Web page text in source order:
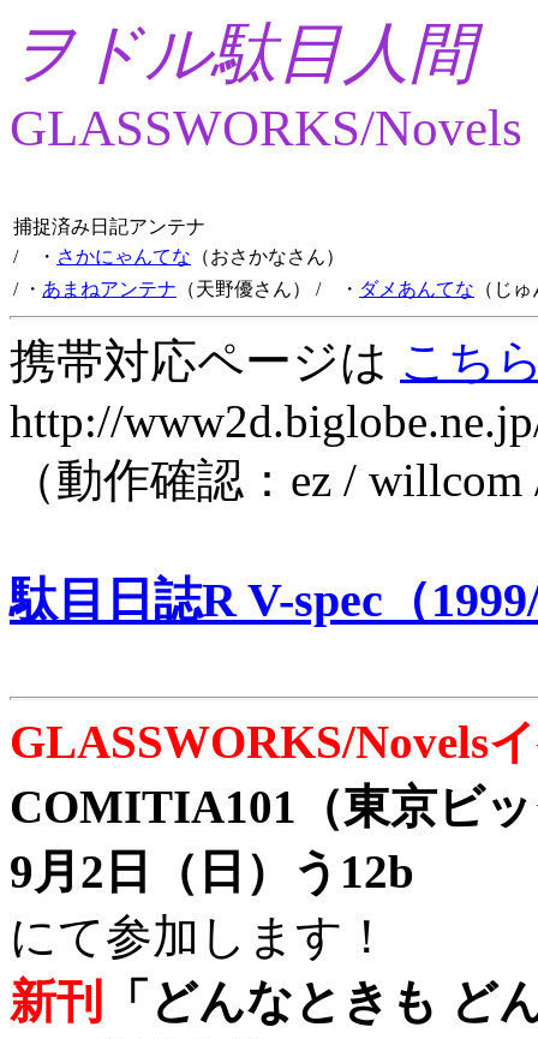
ヲドル駄目人間
GLASSWORKS/Novels
捕捉済み日記アンテナ
/ ・ さかにゃんてな （おさかなさん）
/ ・ あまねアンテナ （天野優さん） / ・ ダメあんてな （じ
携帯対応ページは こち
http://
（動作確認：ez /
駄目日誌R V-spec（
GLASSWORKS/Novels
COMITIA101（東京ビ
9月2日（日）う12b
にて参加します！
新刊
「どんなときも ど